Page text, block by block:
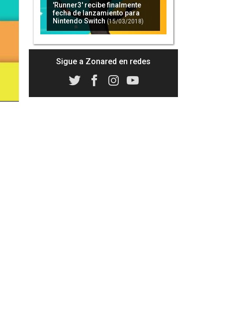
'Runner3' recibe finalmente
fecha de lanzamiento para
Nintendo Switch (15/03/2018)
Sigue a Zonared en redes